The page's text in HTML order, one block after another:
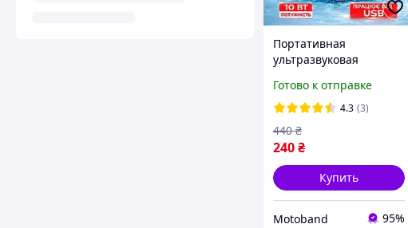
Портативная
ультразвуковая
дорогу для
путешествий мини
для стирки одежды
Готово к отправке
4.3 (3)
240₴
440 ₴
Купить
Motoband 95%